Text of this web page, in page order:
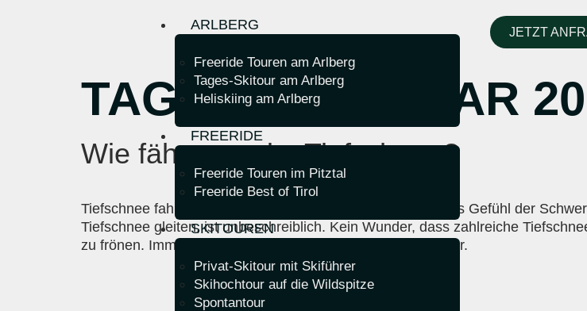
ARLBERG
Freeride Touren am Arlberg
Tages-Skitour am Arlberg
Heliskiing am Arlberg
FREERIDE
Freeride Touren im Pitztal
Freeride Best of Tirol
SKITOUREN
Privat-Skitour mit Skiführer
Skihochtour auf die Wildspitze
Spontantour
JETZT
TAG:23. FEBRUAR
Wie fährt man im Tiefschnee?
Tiefschnee fahren – für viele Skifahrer ist es das größte. Das Gefühl der
Tiefschnee gleiten, ist unbeschreiblich. Kein Wunder, dass zahlreiche
zu frönen. Immer auf der Suche nach dem perfekten Powder.